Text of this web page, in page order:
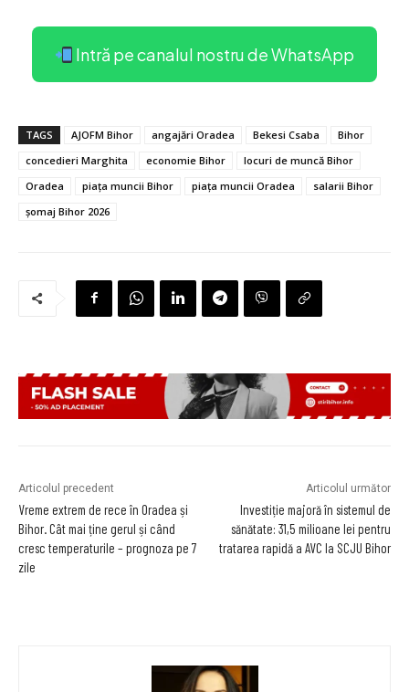
Intră pe canalul nostru de WhatsApp
TAGS AJOFM Bihor angajări Oradea Bekesi Csaba
Bihor
concedieri Marghita
economie Bihor
locuri de muncă Bihor
Oradea
piața muncii Bihor piața muncii Oradea
salarii Bihor
șomaj Bihor 2026
Articolul precedent
Vreme extrem de rece în Oradea și
Bihor. Cât mai ține gerul și când
cresc temperaturile – prognoza pe 7
zile
Articolul următor
Investiție majoră în sistemul de
sănătate: 31,5 milioane lei pentru
tratarea rapidă a AVC la SCJU Bihor